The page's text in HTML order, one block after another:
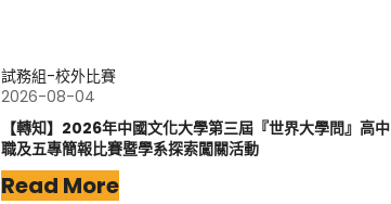
試務組-校外比賽
2026-08-04
【轉知】2026年中國文化大學第三屆『世界大學問』高中
職及五專簡報比賽暨學系探索闖關活動
Read More